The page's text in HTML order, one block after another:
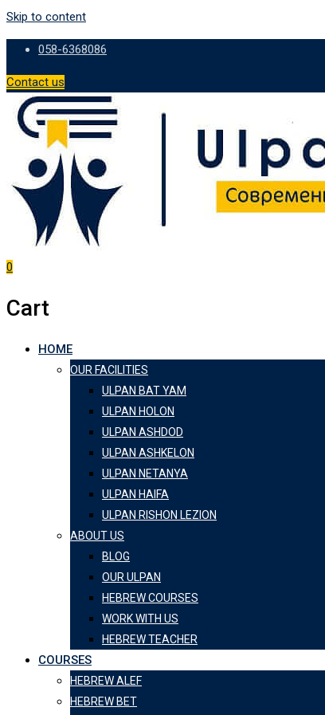
Skip to content
058-6368086
Contact us
0
Cart
HOME
OUR FACILITIES
ULPAN BAT YAM
ULPAN HOLON
ULPAN ASHDOD
ULPAN ASHKELON
ULPAN NETANYA
ULPAN HAIFA
ULPAN RISHON LEZION
ABOUT US
BLOG
OUR ULPAN
HEBREW COURSES
WORK WITH US
HEBREW TEACHER
COURSES
HEBREW ALEF
HEBREW BET